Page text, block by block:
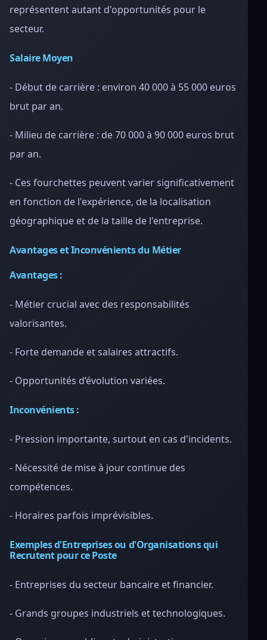
représentent autant d'opportunités pour le
secteur.
Salaire Moyen
- Début de carrière : environ 40 000 à 55 000 euros
brut par an.
- Milieu de carrière : de 70 000 à 90 000 euros brut
par an.
- Ces fourchettes peuvent varier significativement
en fonction de l'expérience, de la localisation
géographique et de la taille de l'entreprise.
Avantages et Inconvénients du Métier
Avantages :
- Métier crucial avec des responsabilités
valorisantes.
- Forte demande et salaires attractifs.
- Opportunités d’évolution variées.
Inconvénients :
- Pression importante, surtout en cas d'incidents.
- Nécessité de mise à jour continue des
compétences.
- Horaires parfois imprévisibles.
Exemples d'Entreprises ou d'Organisations qui
Recrutent pour ce Poste
- Entreprises du secteur bancaire et financier.
- Grands groupes industriels et technologiques.